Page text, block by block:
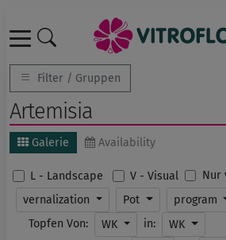
Filter / Gruppen
Artemisia
Galerie Availability
L - Landscape V - Visual
vernalization
Pot
program
Topfen Von:
WK in:
WK